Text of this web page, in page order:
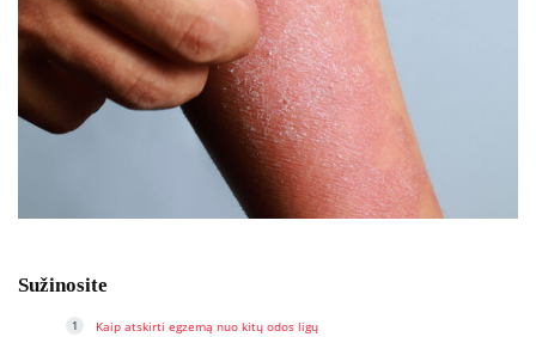
Sužinosite
Kaip atskirti egzemą nuo kitų odos ligų